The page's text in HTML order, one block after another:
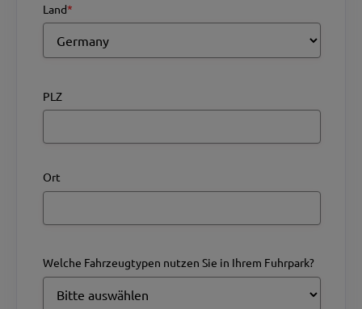
Land*
PLZ
Ort
Welche Fahrzeugtypen nutzen Sie in Ihrem Fuhrpark?